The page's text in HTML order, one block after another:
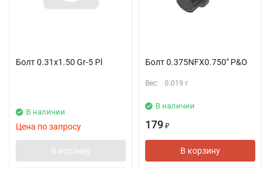
Болт 0.31x1.50 Gr-5 Pl
В наличии
Цена по запросу
В корзину
Болт 0.375NFX0.750" P&O
Вес: 0.019 г
В наличии
179 ₽
В корзину